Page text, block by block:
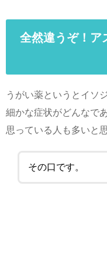
全然違うぞ！ア
うがい薬というとイソ
細かな症状がどんなで
思っている人も多いと
その口です。